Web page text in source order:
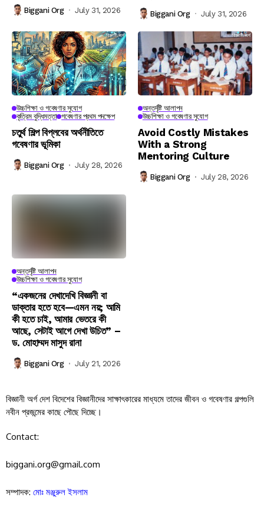
Biggani Org July 31, 2026 Biggani Org July 31, 2026
উচ্চশিক্ষা ও গবেষণার সুযোগ
কৃত্রিম বুদ্ধিমত্তা গবেষণার প্রথম পদক্ষেপ
চতুর্থ শিল্প বিপ্লবের অর্থনীতিতে
গবেষণার ভূমিকা
Biggani Org July 28, 2026
অন্তর্দৃষ্টি আলাপন
উচ্চশিক্ষা ও গবেষণার সুযোগ
Avoid Costly Mistakes
With a Strong
Mentoring Culture
Biggani Org July 28, 2026
অন্তর্দৃষ্টি আলাপন
উচ্চশিক্ষা ও গবেষণার সুযোগ
“একজনের দেখাদেখি বিজ্ঞানী বা
ডাক্তার হতে হবে—এমন নয়; আমি
কী হতে চাই, আমার ভেতরে কী
আছে, সেটাই আগে দেখা উচিত” –
ড. মোহাম্মদ মাসুদ রানা
Biggani Org July 21, 2026
বিজ্ঞানী অর্গ দেশ বিদেশের বিজ্ঞানীদের সাক্ষাৎকারের মাধ্যমে তাদের জীবন ও গবেষণার গল্পগুলি
নবীন প্রজন্মের কাছে পৌছে দিচ্ছে।
Contact:
biggani.org@gmail.com
সম্পাদক: মোঃ মঞ্জুরুল ইসলাম